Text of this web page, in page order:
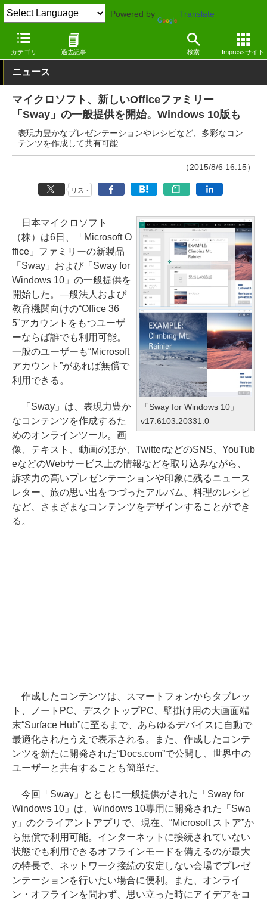
Powered by Translate
カテゴリ 過去記事 検索 Impressサイト
窓の杜 オフィス・ドキュメント Windows
ニュース
マイクロソフト、新しいOfficeファミリー
「Sway」の一般提供を開始。Windows 10版も
表現力豊かなプレゼンテーションやレシピなど、多彩なコン
テンツを作成して共有可能
（2015/8/6 16:15）
リスト
「Sway for Windows 10」
v17.6103.20331.0
日本マイクロソフト
（株）は6日、「Microsoft O
ffice」ファミリーの新製品
「Sway」および「Sway for
Windows 10」の一般提供を
開始した。―般法人および
教育機関向けの“Office 36
5”アカウントをもつユーザ
ーならば誰でも利用可能。
一般のユーザーも“Microsoft
アカウント”があれば無償で
利用できる。
「Sway」は、表現力豊か
なコンテンツを作成するた
めのオンラインツール。画
像、テキスト、動画のほか、TwitterなどのSNS、YouTub
eなどのWebサービス上の情報などを取り込みながら、
訴求力の高いプレゼンテーションや印象に残るニュース
レター、旅の思い出をつづったアルバム、料理のレシピ
など、さまざまなコンテンツをデザインすることができ
る。
作成したコンテンツは、スマートフォンからタブレッ
ト、ノートPC、デスクトップPC、壁掛け用の大画面端
末“Surface Hub”に至るまで、あらゆるデバイスに自動で
最適化されたうえで表示される。また、作成したコンテ
ンツを新たに開発された“Docs.com”で公開し、世界中の
ユーザーと共有することも簡単だ。
今回「Sway」とともに一般提供がされた「Sway for
Windows 10」は、Windows 10専用に開発された「Swa
y」のクライアントアプリで、現在、“Microsoft ストア”か
ら無償で利用可能。インターネットに接続されていない
状態でも利用できるオフラインモードを備えるのが最大
の特長で、ネットワーク接続の安定しない会場でプレゼ
ンテーションを行いたい場合に便利。また、オンライ
ン・オフラインを問わず、思い立った時にアイデアをコ